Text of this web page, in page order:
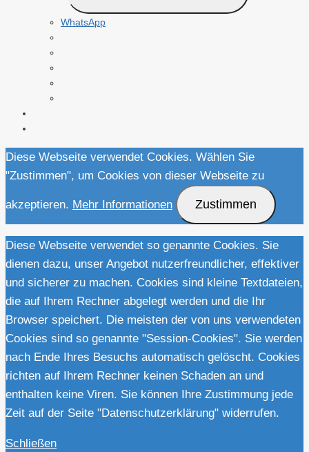
WhatsApp
Diese Webseite verwendet Cookies. Wählen Sie
"Zustimmen", um Cookies von dieser Webseite zu
akzeptieren. Mehr Informationen Zustimmen
Diese Webseite verwendet so genannte Cookies. Sie
dienen dazu, unser Angebot nutzerfreundlicher, effektiver
und sicherer zu machen. Cookies sind kleine Textdateien,
die auf Ihrem Rechner abgelegt werden und die Ihr
Browser speichert. Die meisten der von uns verwendeten
Cookies sind so genannte "Session-Cookies". Sie werden
nach Ende Ihres Besuchs automatisch gelöscht. Cookies
richten auf Ihrem Rechner keinen Schaden an und
enthalten keine Viren. Sie können Ihre Zustimmung jede
Zeit auf der Seite "Datenschutzerklärung" widerrufen.
Schließen